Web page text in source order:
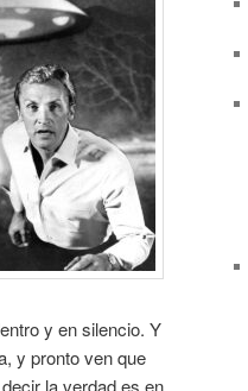
y en silencio. Y
y pronto ven que
la verdad es en